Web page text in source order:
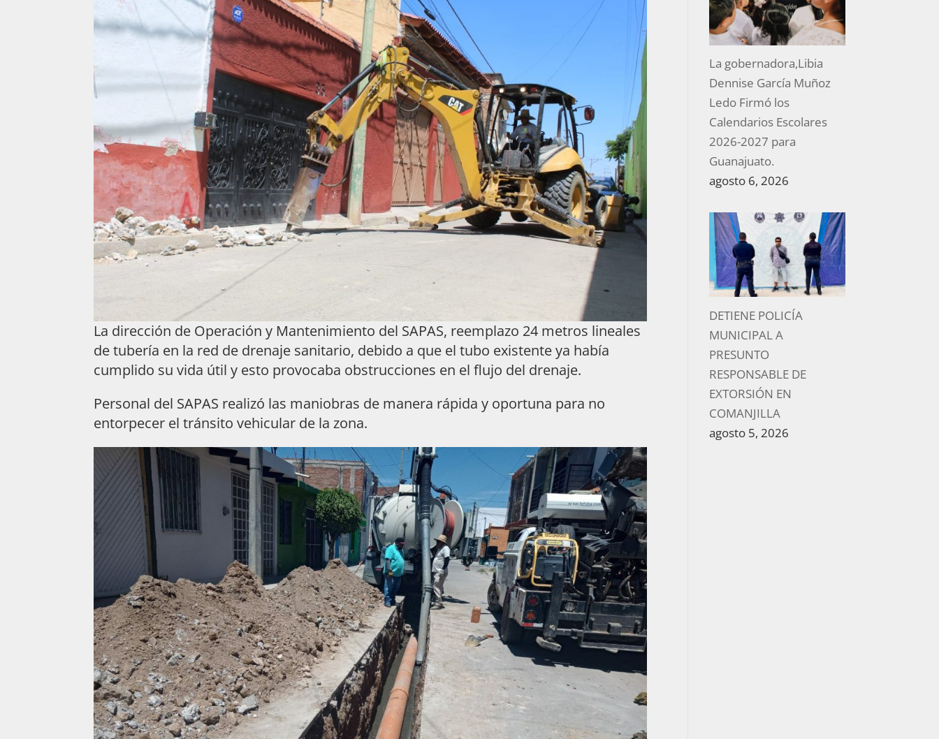
La dirección de Operación y Mantenimiento del SAPAS, reemplazo 24 metros lineales
de tubería en la red de drenaje sanitario, debido a que el tubo existente ya había
cumplido su vida útil y esto provocaba obstrucciones en el flujo del drenaje.
Personal del SAPAS realizó las maniobras de manera rápida y oportuna para no
entorpecer el tránsito vehicular de la zona.
La gobernadora,Libia
Dennise García Muñoz
Ledo Firmó los
Calendarios Escolares
2026-2027 para
Guanajuato.
agosto 6, 2026
DETIENE POLICÍA
MUNICIPAL A
PRESUNTO
RESPONSABLE DE
EXTORSIÓN EN
COMANJILLA
agosto 5, 2026